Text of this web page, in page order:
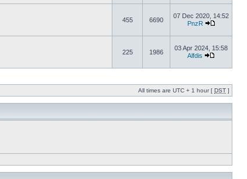
455 6690
07 Dec 2020, 14:52
PnzR
225 1986
03 Apr 2024, 15:58
Alfdis
All times are UTC + 1 hour [ DST ]